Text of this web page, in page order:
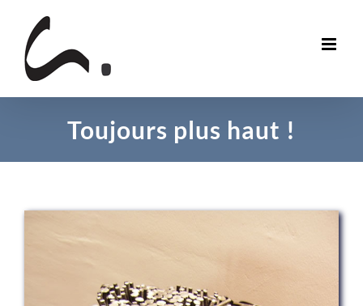
content
Toujours plus haut !